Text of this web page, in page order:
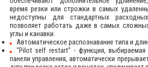
время резки или строжки в самых
недоступны для стандартных
позволяет работать даже в самых
углы и канавки.
Автоматическое распознавание типа и
"Pilot self restart" - функция, выбираемая
панели управления, автоматически